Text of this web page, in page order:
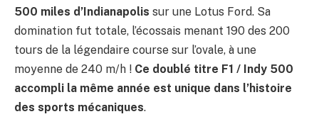
500 miles d’Indianapolis sur une Lotus Ford. Sa
domination fut totale, l’écossais menant 190 des 200
tours de la légendaire course sur l’ovale, à une
moyenne de 240 m/h ! Ce doublé titre F1 / Indy 500
accompli la même année est unique dans l’histoire
des sports mécaniques.